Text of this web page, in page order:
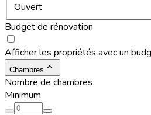
Ouvert
Budget de rénovation
Afficher les propriétés avec un
Chambres
Nombre de chambres
Minimum